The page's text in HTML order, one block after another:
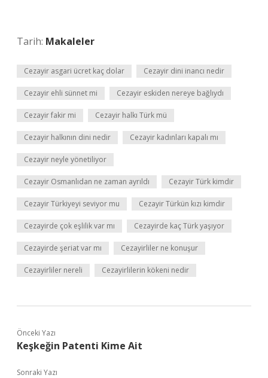
Tarih: Makaleler
Cezayir asgari ücret kaç dolar Cezayir dini inancı nedir
Cezayir ehli sünnet mi Cezayir eskiden nereye bağlıydı
Cezayir fakir mi Cezayir halkı Türk mü
Cezayir halkının dini nedir Cezayir kadınları kapalı mı
Cezayir neyle yönetiliyor
Cezayir Osmanlıdan ne zaman ayrıldı Cezayir Türk kimdir
Cezayir Türkiyeyi seviyor mu Cezayir Türkün kızı kimdir
Cezayirde çok eşlilik var mı Cezayirde kaç Türk yaşıyor
Cezayirde şeriat var mı Cezayirliler ne konuşur
Cezayirliler nereli Cezayirlilerin kökeni nedir
Önceki Yazı
Keşkeğin Patenti Kime Ait
Sonraki Yazı